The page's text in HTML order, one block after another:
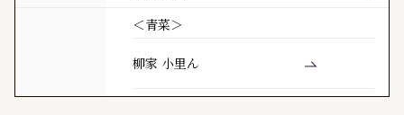
＜青菜＞
柳家 小里ん